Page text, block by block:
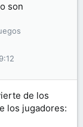
son
de los
los jugadores: